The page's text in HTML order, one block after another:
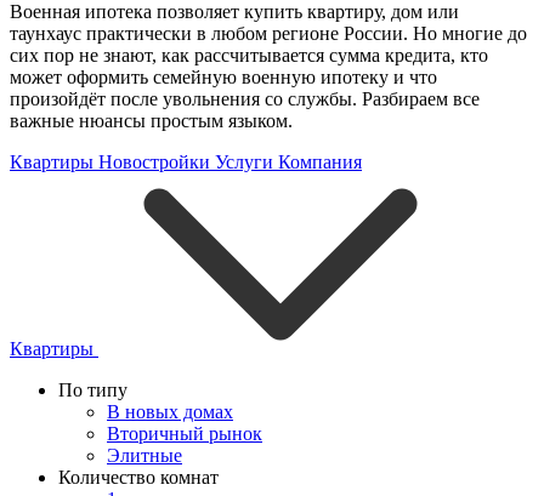
Военная ипотека позволяет купить квартиру, дом или
таунхаус практически в любом регионе России. Но многие до
сих пор не знают, как рассчитывается сумма кредита, кто
может оформить семейную военную ипотеку и что
произойдёт после увольнения со службы. Разбираем все
важные нюансы простым языком.
Квартиры Новостройки Услуги Компания
Квартиры
По типу
В новых домах
Вторичный рынок
Элитные
Количество комнат